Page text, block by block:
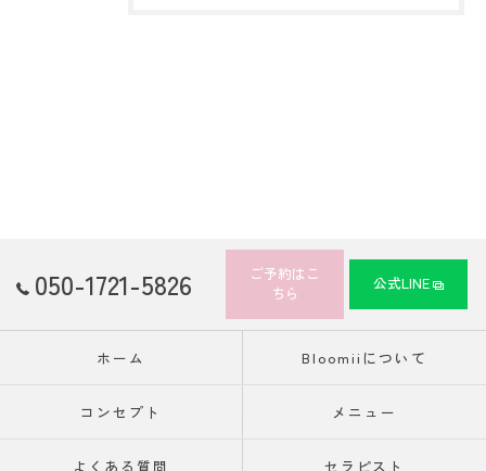
050-1721-5826
ご予約はこ
ちら
公式LINE
ホーム Bloomiiについて
コンセプト メニュー
よくある質問 セラピスト